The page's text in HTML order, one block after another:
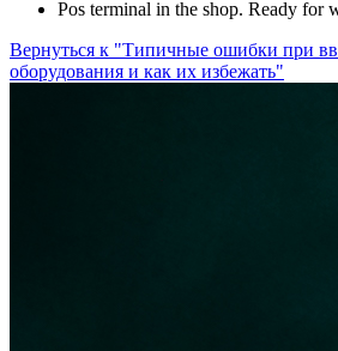
Pos terminal in the shop. Ready for
Вернуться к "Типичные ошибки при
оборудования и как их избежать"